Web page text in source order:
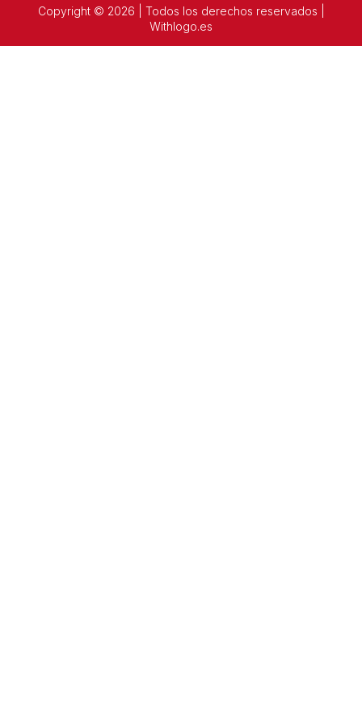
Copyright © 2026 | Todos los derechos reservados |
Withlogo.es